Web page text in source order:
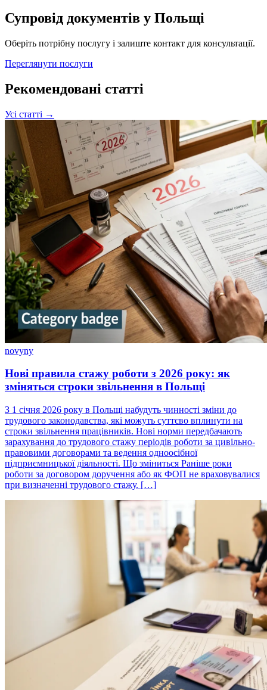
Супровід документів у Польщі
Оберіть потрібну послугу і залиште контакт для консультації.
Переглянути послуги
Рекомендовані статті
Усі статті →
novyny
Нові правила стажу роботи з 2026 року: як
зміняться строки звільнення в Польщі
З 1 січня 2026 року в Польщі набудуть чинності зміни до
трудового законодавства, які можуть суттєво вплинути на
строки звільнення працівників. Нові норми передбачають
зарахування до трудового стажу періодів роботи за цивільно-
правовими договорами та ведення одноосібної
підприємницької діяльності. Що зміниться Раніше роки
роботи за договором доручення або як ФОП не враховувалися
при визначенні трудового стажу. […]